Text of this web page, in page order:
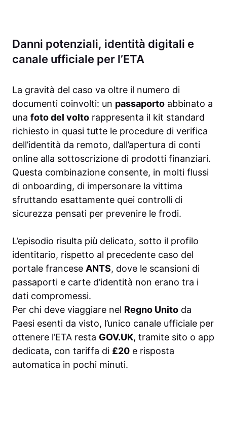
Danni potenziali, identità digitali e
canale ufficiale per l’ETA
La gravità del caso va oltre il numero di
documenti coinvolti: un passaporto abbinato a
una foto del volto rappresenta il kit standard
richiesto in quasi tutte le procedure di verifica
dell’identità da remoto, dall’apertura di conti
online alla sottoscrizione di prodotti finanziari.
Questa combinazione consente, in molti flussi
di onboarding, di impersonare la vittima
sfruttando esattamente quei controlli di
sicurezza pensati per prevenire le frodi.
L’episodio risulta più delicato, sotto il profilo
identitario, rispetto al precedente caso del
portale francese ANTS, dove le scansioni di
passaporti e carte d’identità non erano tra i
dati compromessi.
Per chi deve viaggiare nel Regno Unito da
Paesi esenti da visto, l’unico canale ufficiale per
ottenere l’ETA resta GOV.UK, tramite sito o app
dedicata, con tariffa di £20 e risposta
automatica in pochi minuti.